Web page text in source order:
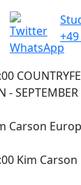
WhatsApp
-
Carson
Kim